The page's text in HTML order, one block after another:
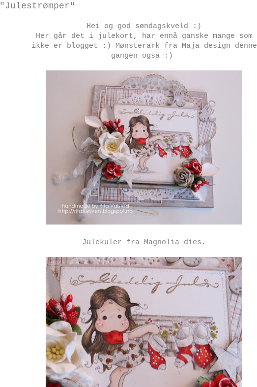
"Julestrømper"
Hei og god søndagskveld :)
Her går det i julekort, har ennå ganske mange som
ikke er blogget :) Mønsterark fra Maja design denne
gangen også :)
Julekuler fra Magnolia dies.